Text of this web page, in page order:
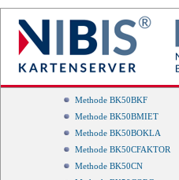
Methode BK50TL
Methode BK50ABSGL
Methode BK50BAK
Methode BK50BFR
Methode BK50BFT
Methode BK50BKF
Methode BK50BMIET
Methode BK50BOKLA
Methode BK50CFAKTOR
Methode BK50CN